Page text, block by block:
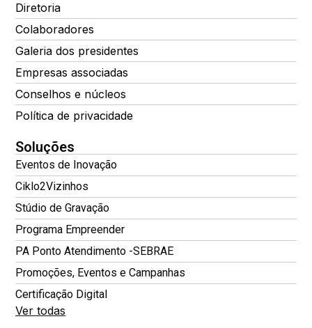
Diretoria
Colaboradores
Galeria dos presidentes
Empresas associadas
Conselhos e núcleos
Política de privacidade
Soluções
Eventos de Inovação
Ciklo2Vizinhos
Stúdio de Gravação
Programa Empreender
PA Ponto Atendimento -SEBRAE
Promoções, Eventos e Campanhas
Certificação Digital
Ver todas